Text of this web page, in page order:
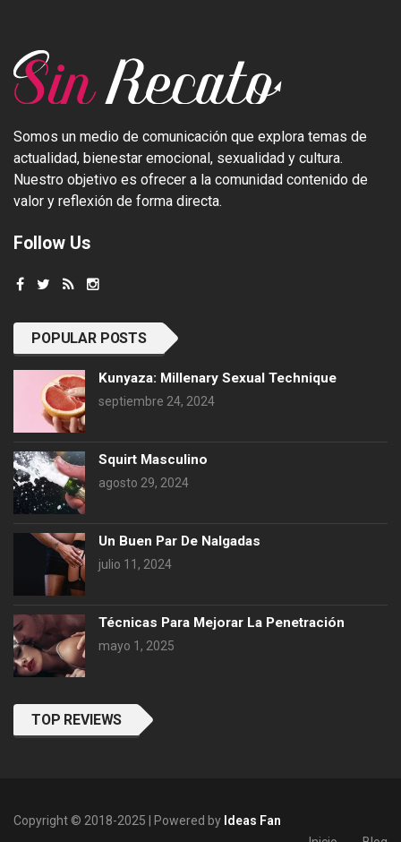
Somos un medio de comunicación que explora temas de
actualidad, bienestar emocional, sexualidad y cultura.
Nuestro objetivo es ofrecer a la comunidad contenido de
valor y reflexión de forma directa.
Follow Us
POPULAR POSTS
Kunyaza: Millenary Sexual Technique
septiembre 24, 2024
Squirt Masculino
agosto 29, 2024
Un Buen Par De Nalgadas
julio 11, 2024
Técnicas Para Mejorar La Penetración
mayo 1, 2025
TOP REVIEWS
Copyright © 2018-2025 | Powered by Ideas Fan